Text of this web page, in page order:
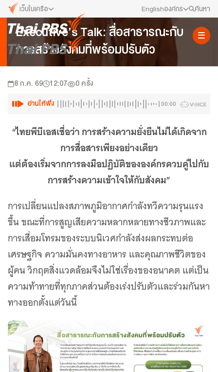
เว็บในเครือ
เว็บไซต์ในเครือ
ALTV
ทุกความสุข...ดูฟรี ไม่มีโฆษณา
The Active
พื้นที่นำเสนอวาระของสังคม
Thai PBS Kids
เรื่องราวดี ๆ สำหรับครอบครัว
Thai PBS Podcast
View The World via The Voice
Thai PBS World
เว็บไซต์บริการ
C-SITE
นิเวศสื่อสาธารณะท้องถิ่นคุณภาพ
Policy Watch
จับตาอนาคตประเทศไทย
Thai PBS Verify
ตรวจสอบข่าวปลอม คัดกรองข่าวจริง
Englishองค์กร
สมัครงาน/ฝึกงาน
ติดต่อเรา
ค้นหา
Executive's Talk
Executive’s Talk: สื่อสาธารณะกับ
การสร้างสังคมที่พร้อมปรับตัว
8 ก.ค. 69 12:07 0 ครั้ง
อ่านให้ฟัง 00:00
“ไทยพีบีเอสเชื่อว่า การสร้างความยั่งยืนไม่ได้เกิดจาก
การสื่อสารเพียงอย่างเดียว
แต่ต้องเริ่มจากการลงมือปฏิบัติขององค์กรควบคู่ไปกับ
การสร้างความเข้าใจให้กับสังคม”
การเปลี่ยนแปลงสภาพภูมิอากาศกำลังทวีความรุนแรง
ขึ้น ขณะที่การสูญเสียความหลากหลายทางชีวภาพและ
การเสื่อมโทรมของระบบนิเวศกำลังส่งผลกระทบต่อ
เศรษฐกิจ ความมั่นคงทางอาหาร และคุณภาพชีวิตของ
ผู้คน วิกฤตสิ่งแวดล้อมจึงไม่ใช่เรื่องของอนาคต แต่เป็น
ความท้าทายที่ทุกภาคส่วนต้องเร่งปรับตัวและร่วมกันหา
ทางออกตั้งแต่วันนี้